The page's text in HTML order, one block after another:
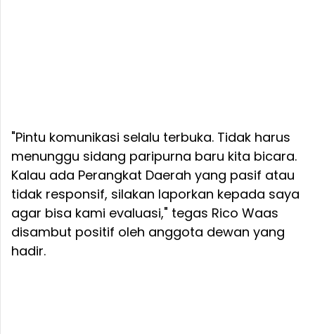
"Pintu komunikasi selalu terbuka. Tidak harus
menunggu sidang paripurna baru kita bicara.
Kalau ada Perangkat Daerah yang pasif atau
tidak responsif, silakan laporkan kepada saya
agar bisa kami evaluasi," tegas Rico Waas
disambut positif oleh anggota dewan yang
hadir.